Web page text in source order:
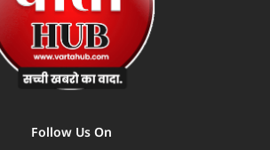
Follow Us On